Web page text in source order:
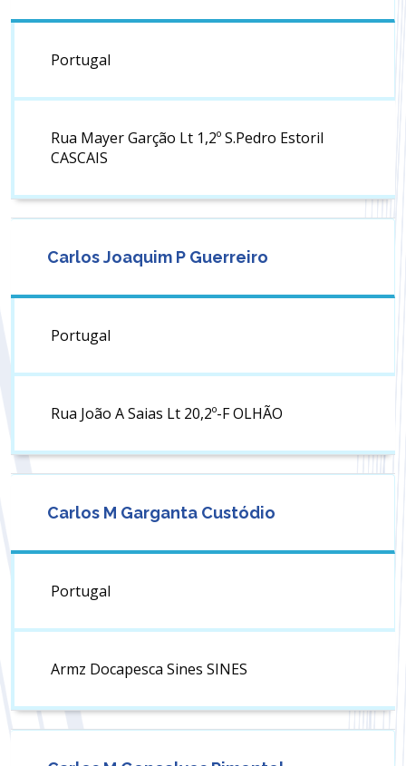
Portugal
Rua Mayer Garção Lt 1,2º S.Pedro Estoril
CASCAIS
Carlos Joaquim P Guerreiro
Portugal
Rua João A Saias Lt 20,2º-F OLHÃO
Carlos M Garganta Custódio
Portugal
Armz Docapesca Sines SINES